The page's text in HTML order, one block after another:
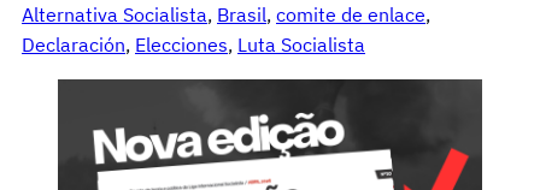
Alternativa Socialista, Brasil, comite de enlace
Declaración, Elecciones, Luta Socialista